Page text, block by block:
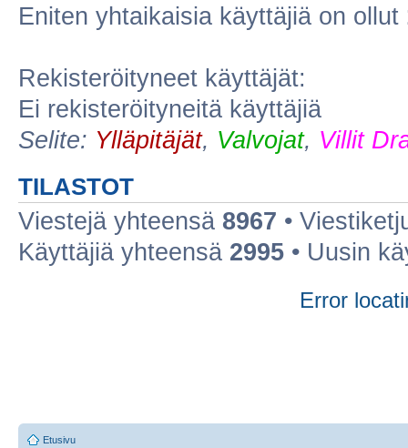
Eniten yhtaikaisia käyttäjiä on ollut
Rekisteröityneet käyttäjät:
Ei rekisteröityneitä käyttäjiä
Selite: Ylläpitäjät, Valvojat, Villit
TILASTOT
Viestejä yhteensä 8967 •
Käyttäjiä yhteensä 2995 • Uusin
Error
Etusivu